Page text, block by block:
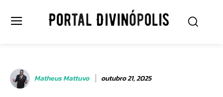
Matheus Mattuvo outubro 21, 2025